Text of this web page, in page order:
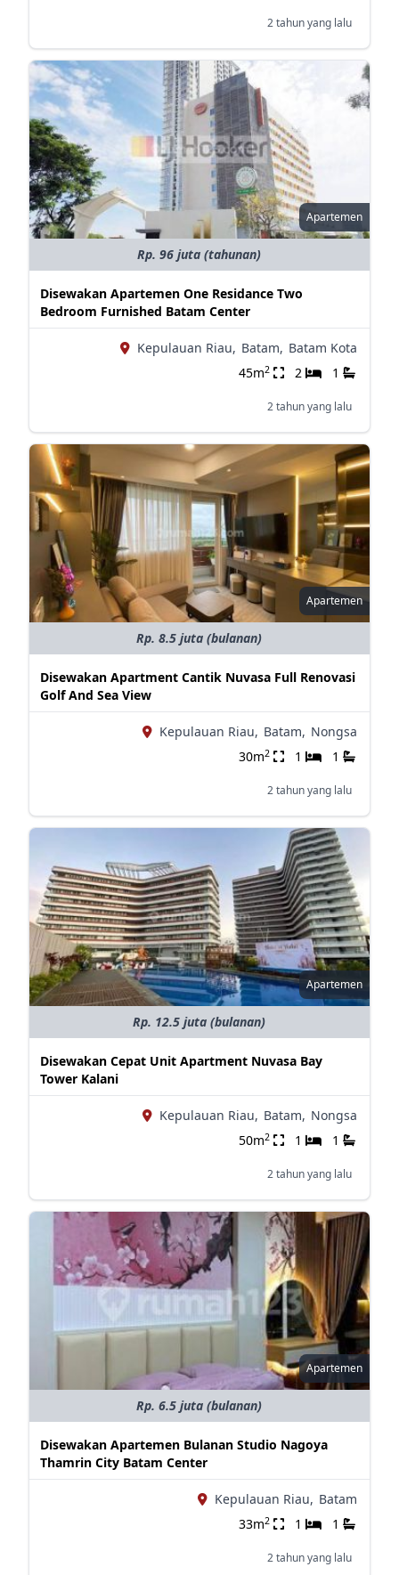
2 tahun yang lalu
Apartemen
Rp. 96 juta (tahunan)
Disewakan Apartemen One Residance Two
Bedroom Furnished Batam Center
Kepulauan Riau, Batam, Batam Kota
45m2 2 1
2 tahun yang lalu
Apartemen
Rp. 8.5 juta (bulanan)
Disewakan Apartment Cantik Nuvasa Full Renovasi
Golf And Sea View
Kepulauan Riau, Batam, Nongsa
30m2 1 1
2 tahun yang lalu
Apartemen
Rp. 12.5 juta (bulanan)
Disewakan Cepat Unit Apartment Nuvasa Bay
Tower Kalani
Kepulauan Riau, Batam, Nongsa
50m2 1 1
2 tahun yang lalu
Apartemen
Rp. 6.5 juta (bulanan)
Disewakan Apartemen Bulanan Studio Nagoya
Thamrin City Batam Center
Kepulauan Riau, Batam
33m2 1 1
2 tahun yang lalu